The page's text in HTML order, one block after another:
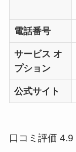
電話番号
サービス オ
プション
公式サイト
口コミ評価 4.9